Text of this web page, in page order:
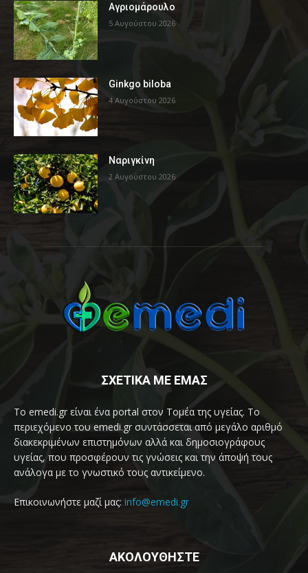
Αγριομάρουλο
5 Αυγούστου 2026
Ginkgo biloba
4 Αυγούστου 2026
Ναριγκίνη
2 Αυγούστου 2026
ΣΧΕΤΙΚΑ ΜΕ ΕΜΑΣ
Το emedi.gr είναι ένα portal στον Τομέα της υγείας. Το
περιεχόμενο του emedi.gr συντάσσεται από μεγάλο αριθμό
διακεκριμένων επιστημόνων αλλά και δημοσιογράφους
υγείας, που προσφέρουν τις γνώσεις και την άποψή τους
ανάλογα με το γνωστικό τους αντικείμενο.
Επικοινωνήστε μαζί μας: info@emedi.gr
ΑΚΟΛΟΥΘΗΣΤΕ